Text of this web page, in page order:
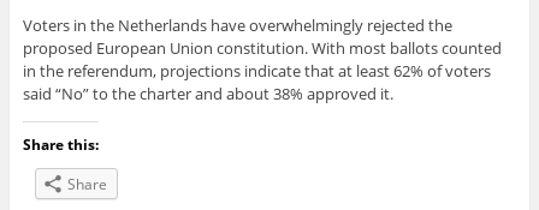
Voters in the Netherlands have overwhelmingly rejected the
proposed European Union constitution. With most ballots counted
in the referendum, projections indicate that at least 62% of voters
said “No” to the charter and about 38% approved it.
Share this:
Share